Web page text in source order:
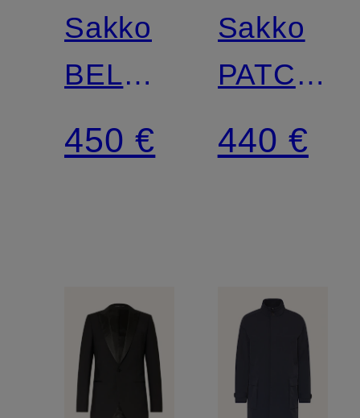
Sakko
BELMONT
Slim Fit
450 €
Sakko
PATCH
Tailored
Fit mit
440 €